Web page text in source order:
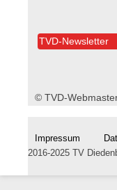
TVD-Newsletter
© TVD-
Impressum
2016-2025 TV